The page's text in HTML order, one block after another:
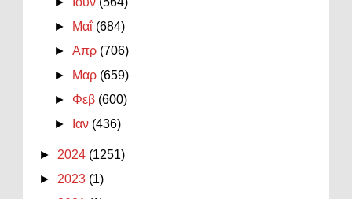
►
Μαΐ (684)
►Απρ (706)
►
Μαρ (659)
► Φεβ (600)
►
Ιαν (436)
► 2024 (1251)
► 2023 (1)